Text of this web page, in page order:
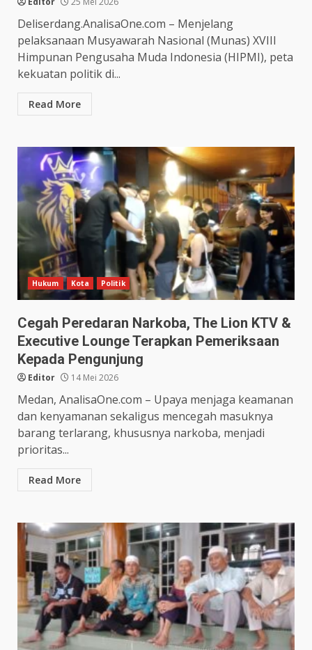
Deliserdang.AnalisaOne.com – Menjelang
pelaksanaan Musyawarah Nasional (Munas) XVIII
Himpunan Pengusaha Muda Indonesia (HIPMI), peta
kekuatan politik di...
Read More
Hukum Kota Politik
Cegah Peredaran Narkoba, The Lion KTV &
Executive Lounge Terapkan Pemeriksaan
Kepada Pengunjung
Editor 14 Mei 2026
Medan, AnalisaOne.com – Upaya menjaga keamanan
dan kenyamanan sekaligus mencegah masuknya
barang terlarang, khususnya narkoba, menjadi
prioritas...
Read More